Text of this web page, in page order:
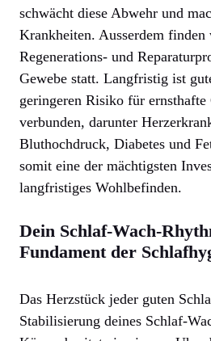
schwächt diese Abwehr und
Krankheiten. Ausserdem finden
Regenerations- und
Gewebe statt. Langfristig ist
geringeren Risiko für ernsthafte
verbunden, darunter
Bluthochdruck, Diabetes und
somit eine der mächtigsten
langfristiges Wohlbefinden.
Dein Schlaf-Wach-
Fundament der
Das Herzstück jeder guten
Stabilisierung deines Schlaf-